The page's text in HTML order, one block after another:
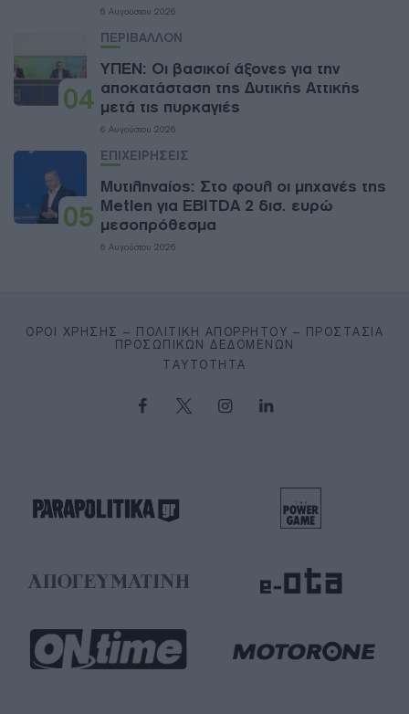
6 Αυγούστου 2026
04
ΠΕΡΙΒΑΛΛΟΝ
ΥΠΕΝ: Oι βασικοί άξονες για την
αποκατάσταση της Δυτικής Αττικής
μετά τις πυρκαγιές
6 Αυγούστου 2026
05
ΕΠΙΧΕΙΡΗΣΕΙΣ
Μυτιληναίος: Στο φουλ οι μηχανές της
Metlen για EBITDA 2 δισ. ευρώ
μεσοπρόθεσμα
6 Αυγούστου 2026
ΌΡΟΙ ΧΡΉΣΗΣ – ΠΟΛΙΤΙΚΉ ΑΠΟΡΡΉΤΟΥ – ΠΡΟΣΤΑΣΊΑ
ΠΡΟΣΩΠΙΚΏΝ ΔΕΔΟΜΈΝΩΝ
ΤΑΥΤΌΤΗΤΑ